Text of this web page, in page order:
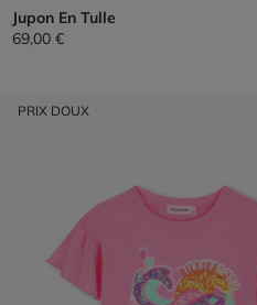
Jupon En Tulle
69,00 €
PRIX DOUX